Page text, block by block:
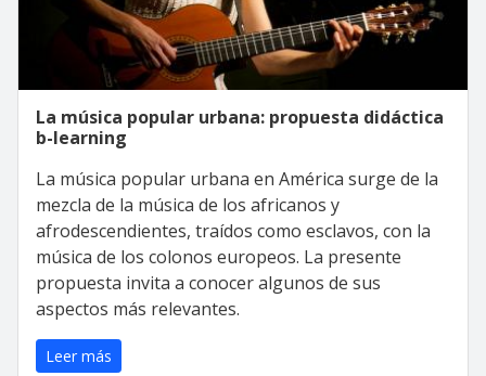
La música popular urbana: propuesta didáctica
b-learning
La música popular urbana en América surge de la
mezcla de la música de los africanos y
afrodescendientes, traídos como esclavos, con la
música de los colonos europeos. La presente
propuesta invita a conocer algunos de sus
aspectos más relevantes.
Leer más